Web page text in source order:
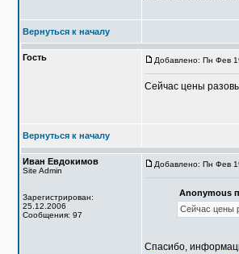
Вернуться к началу
Гость Добавлено: Пн Фев
Сейчас цены
Вернуться к началу
Иван Евдокимов
Site Admin
Зарегистрирован:
25.12.2006
Сообщения: 97
Добавлено: Пн Фев
Anonymous
Сейчас цены
Спасибо,